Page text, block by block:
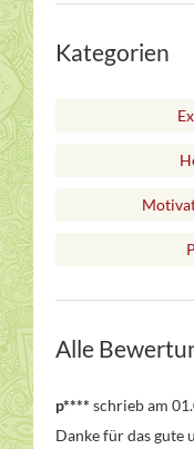
Kategorien
Alle
p**** schrieb am
Danke für das gute